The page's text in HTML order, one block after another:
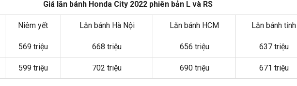
Giá lăn bánh Honda City 2022 phiên bản L và RS
Niêm yết Lăn bánh Hà Nội Lăn bánh HCM Lăn bánh tỉnh
569 triệu 668 triệu 656 triệu 637 triệu
599 triệu 702 triệu 690 triệu 671 triệu